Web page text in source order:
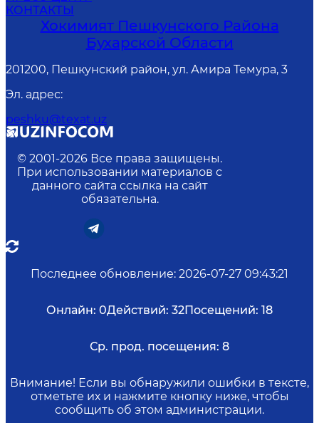
КОНТАКТЫ
Хокимият Пешкунского Района
Бухарской Области
201200, Пешкунский район, ул. Амира Темура, 3
Эл. адрес:
peshku@texat.uz
© 2001-2026 Все права защищены.
При использовании материалов с
данного сайта ссылка на сайт
обязательна.
Последнее обновление: 2026-07-27 09:43:21
Онлайн: 0Действий: 32Посещений: 18
Ср. прод. посещения: 8
Внимание! Если вы обнаружили ошибки в тексте,
отметьте их и нажмите кнопку ниже, чтобы
сообщить об этом администрации.